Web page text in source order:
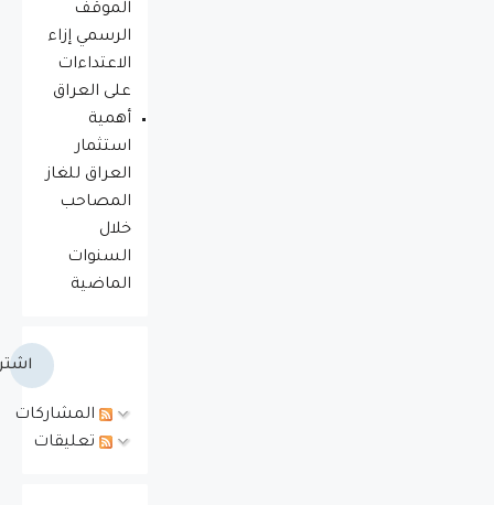
الموقف
الرسمي إزاء
الاعتداءات
على العراق
أهمية
استثمار
العراق للغاز
المصاحب
خلال
السنوات
الماضية
المشاركات
تعليقات